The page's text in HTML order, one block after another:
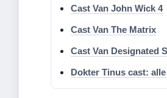
Cast Van John Wick 4
Cast Van The Matrix
Cast Van Designated
Dokter Tinus cast: